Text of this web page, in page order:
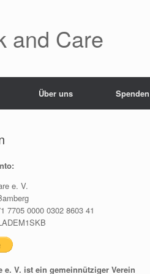
and Care
Über uns Spenden
e. V.
0000 0302 8603 41
e. V. ist ein gemeinnütziger Verein